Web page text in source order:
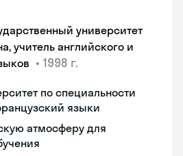
университет
учитель английского и
• 1998 г.
по специальности
языки
атмосферу для